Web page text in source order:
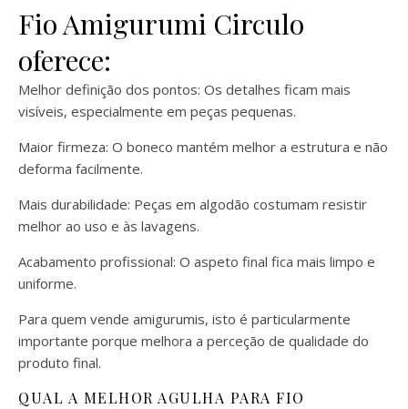
Fio Amigurumi Circulo
oferece:
Melhor definição dos pontos: Os detalhes ficam mais
visíveis, especialmente em peças pequenas.
Maior firmeza: O boneco mantém melhor a estrutura e não
deforma facilmente.
Mais durabilidade: Peças em algodão costumam resistir
melhor ao uso e às lavagens.
Acabamento profissional: O aspeto final fica mais limpo e
uniforme.
Para quem vende amigurumis, isto é particularmente
importante porque melhora a perceção de qualidade do
produto final.
QUAL A MELHOR AGULHA PARA FIO